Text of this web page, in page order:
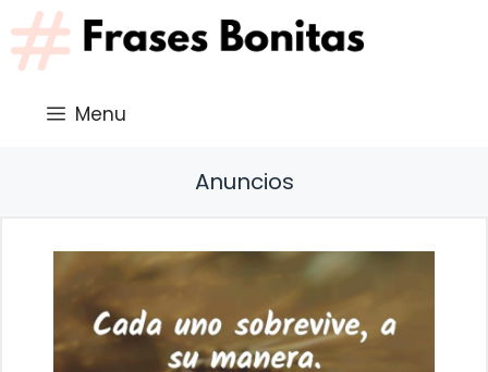
Saltar
al
contenido
Menu
Anuncios